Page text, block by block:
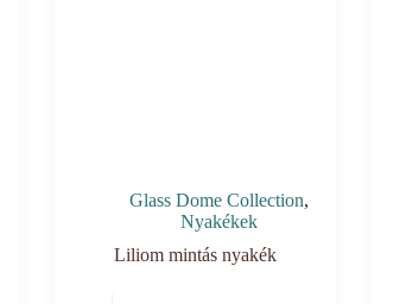
Glass Dome Collection,
Nyakékek
Liliom mintás nyakék